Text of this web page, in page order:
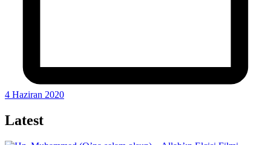
4 Haziran 2020
Latest